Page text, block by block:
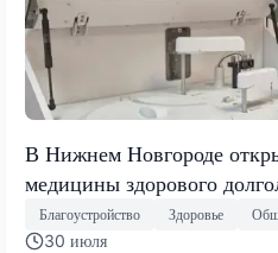
В Нижнем Новгороде
медицины здорового
Благоустройство Здоровье
30 июля